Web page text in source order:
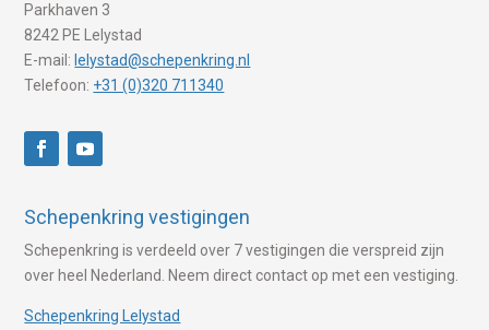
Parkhaven 3
8242 PE Lelystad
E-mail: lelystad@schepenkring.nl
Telefoon: +31 (0)320 711340
Schepenkring vestigingen
Schepenkring is verdeeld over 7 vestigingen die verspreid zijn
over heel Nederland. Neem direct contact op met een vestiging.
Schepenkring Lelystad